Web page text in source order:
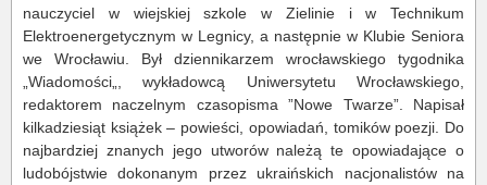
nauczyciel w wiejskiej szkole w Zielinie i w Technikum
Elektroenergetycznym w Legnicy, a następnie w Klubie Seniora
we Wrocławiu. Był dziennikarzem wrocławskiego tygodnika
„Wiadomości„, wykładowcą Uniwersytetu Wrocławskiego,
redaktorem naczelnym czasopisma ”Nowe Twarze”. Napisał
kilkadziesiąt książek – powieści, opowiadań, tomików poezji. Do
najbardziej znanych jego utworów należą te opowiadające o
ludobójstwie dokonanym przez ukraińskich nacjonalistów na